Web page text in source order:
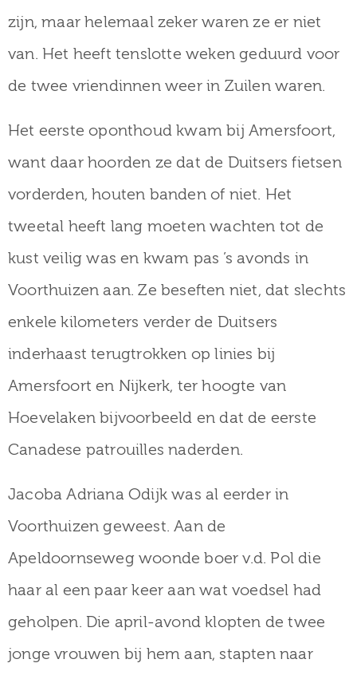
zijn, maar helemaal zeker waren ze er niet
van. Het heeft tenslotte weken geduurd voor
de twee vriendinnen weer in Zuilen waren.
Het eerste oponthoud kwam bij Amersfoort,
want daar hoorden ze dat de Duitsers fietsen
vorderden, houten banden of niet. Het
tweetal heeft lang moeten wachten tot de
kust veilig was en kwam pas ’s avonds in
Voorthuizen aan. Ze beseften niet, dat slechts
enkele kilometers verder de Duitsers
inderhaast terugtrokken op linies bij
Amersfoort en Nijkerk, ter hoogte van
Hoevelaken bijvoorbeeld en dat de eerste
Canadese patrouilles naderden.
Jacoba Adriana Odijk was al eerder in
Voorthuizen geweest. Aan de
Apeldoornseweg woonde boer v.d. Pol die
haar al een paar keer aan wat voedsel had
geholpen. Die april-avond klopten de twee
jonge vrouwen bij hem aan, stapten naar